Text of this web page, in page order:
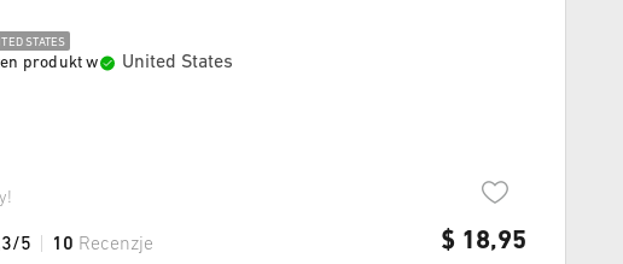
STATES
produkt w United States
$ 18,95
5 10 Recenzje